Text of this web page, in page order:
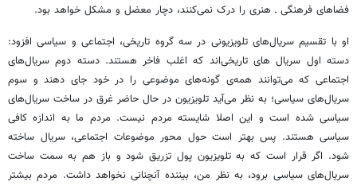
فضاهای فرهنگی ـ هنری را درک نمی‌کنند، دچار معضل و مشکل خواهد بود.
او با تقسیم سریال‌های تلویزیونی در سه گروه تاریخی، اجتماعی و سیاسی افزود:
دسته اول سریال های تاریخی‌اند که اغلب فاخر هستند. دسته دوم سریال‌های
اجتماعی که می‌توانند همه‌ی گونه‌های موضوعی را در خود جای دهند و سوم
سریال‌های سیاسی؛ به نظر می‌آید تلویزیون در حال حاضر غرق در ساخت سریال‌های
سیاسی شده است و این اصلا شایسته مردم نیست. مردم ما به اندازه کافی
سیاسی هستند. پس بهتر است حول محور موضوعات اجتماعی، سریال ساخته
شود. اگر قرار است که به تلویزیون پول تزریق شود و باز هم به سمت ساخت
سریال‌های سیاسی برود، به نظر من، بیننده آنچنانی نخواهد داشت. مردم بیشتر